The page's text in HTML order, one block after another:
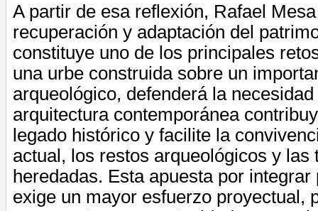
A partir de esa reflexión, Rafael
recuperación y adaptación del
constituye uno de los principales
una urbe construida sobre un
arqueológico, defenderá la
arquitectura contemporánea
legado histórico y facilite la
actual, los restos arqueológicos y las
heredadas. Esta apuesta por integrar
exige un mayor esfuerzo proyectual,